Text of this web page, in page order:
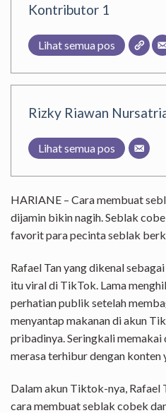
Kontributor 1
Lihat semua pos
Rizky Riawan
Lihat semua pos
HARIANE – Cara membuat
dijamin bikin nagih. Seblak
favorit para pecinta seblak
Rafael Tan yang dikenal
itu viral di TikTok. Lama
perhatian publik setelah
menyantap makanan di akun
pribadinya. Seringkali memakai
merasa terhibur dengan konten
Dalam akun Tiktok-nya, Rafael
cara membuat seblak cobek